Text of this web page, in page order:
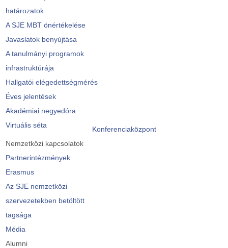
határozatok
A SJE MBT önértékelése
Javaslatok benyújtása
A tanulmányi programok
infrastruktúrája
Hallgatói elégedettségmérés
Éves jelentések
Akadémiai negyedóra
Virtuális séta
Konferenciaközpont
Nemzetközi kapcsolatok
Partnerintézmények
Erasmus
Az SJE nemzetközi
szervezetekben betöltött
tagsága
Média
Alumni